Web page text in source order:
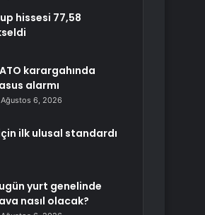
hissesi 77,58
karargahında
alarmı
Ağustos 6, 2026
ilk ulusal standardı
yurt genelinde
nasıl olacak?